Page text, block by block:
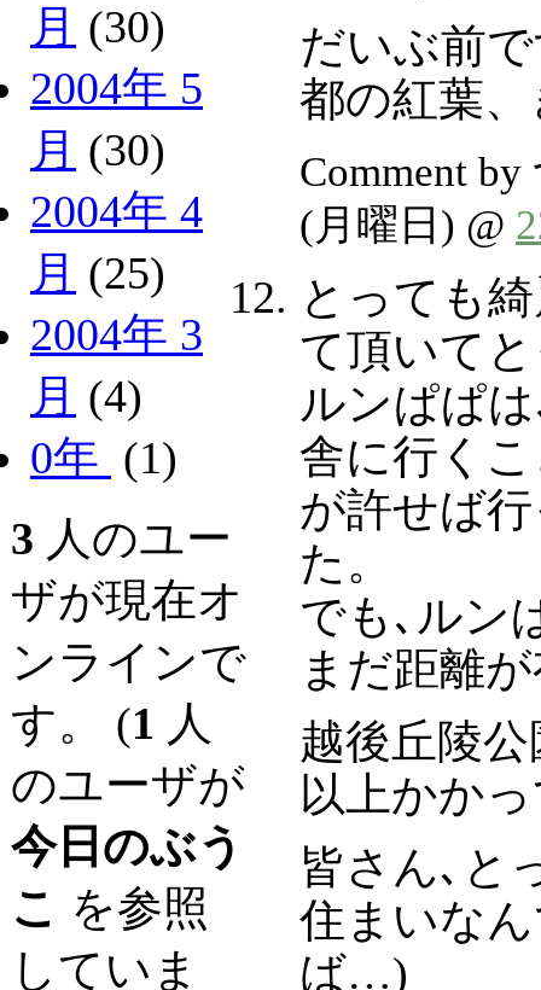
月 (30)
2004年 5
月 (30)
2004年 4
月 (25)
2004年 3
月 (4)
0年 (1)
3 人のユー
ザが現在オ
ンラインで
す。 (1 人
のユーザが
今日のぶう
こ を参照
していま
だいぶ前
都の紅葉
Comment
(月曜日) @
とっても
て頂いて
ルンぱぱ
舎に行く
が許せば
た。
でも､ルン
まだ距離
越後丘陵
以上かか
皆さん､と
住まいな
ば…)